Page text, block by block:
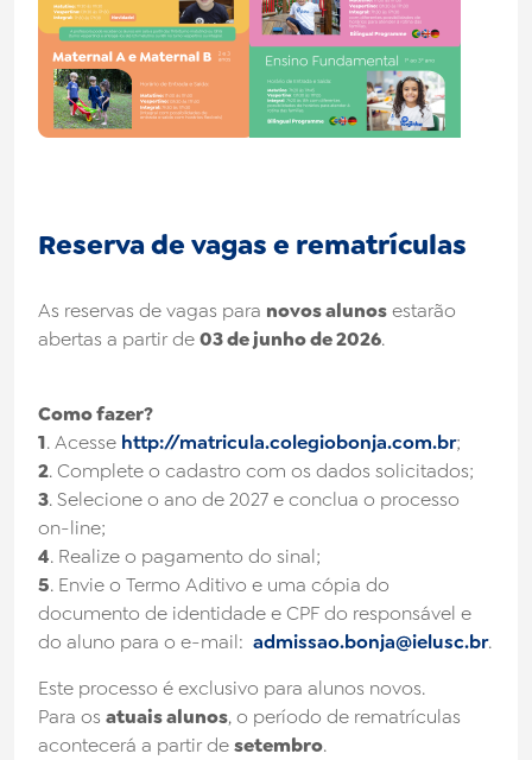
Reserva de vagas e rematrículas
As reservas de vagas para novos alunosestarão
abertas a partir de03 de junho de 2026.
Como fazer?
1. Acesse http://matricula.colegiobonja.com.br;
2. Complete o cadastro com os dados solicitados;
3. Selecione o ano de 2027 e conclua o processo
on-line;
4. Realize o pagamento do sinal;
5. Envie o Termo Aditivo e uma cópia do
documento de identidade e CPF do responsável e
do aluno para o e-mail: admissao.bonja@ielusc.br.
Este processo é exclusivo para alunos novos.
Para os atuais alunos, o período de rematrículas
acontecerá a partir desetembro.